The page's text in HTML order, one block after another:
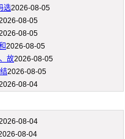
选2026-08-05
08-05
08-05
2026-08-05
故2026-08-05
2026-08-05
08-04
08-04
08-04